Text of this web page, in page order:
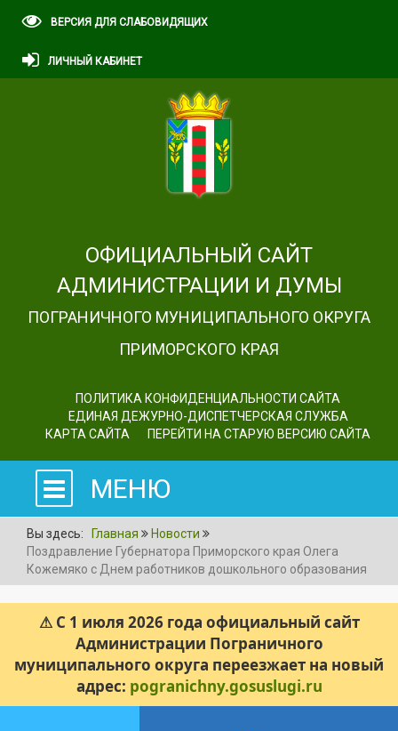
ВЕРСИЯ ДЛЯ СЛАБОВИДЯЩИХ
ЛИЧНЫЙ КАБИНЕТ
ОФИЦИАЛЬНЫЙ САЙТ
АДМИНИСТРАЦИИ И ДУМЫ
ПОГРАНИЧНОГО МУНИЦИПАЛЬНОГО ОКРУГА
ПРИМОРСКОГО КРАЯ
ПОЛИТИКА КОНФИДЕНЦИАЛЬНОСТИ САЙТА
ЕДИНАЯ ДЕЖУРНО-ДИСПЕТЧЕРСКАЯ СЛУЖБА
КАРТА САЙТА
ПЕРЕЙТИ НА СТАРУЮ ВЕРСИЮ САЙТА
МЕНЮ
Вы здесь: Главная
Новости
Поздравление Губернатора Приморского края Олега
Кожемяко с Днем работников дошкольного образования
⚠ С 1 июля 2026 года официальный сайт
Администрации Пограничного
муниципального округа переезжает на новый
адрес: pogranichny.gosuslugi.ru